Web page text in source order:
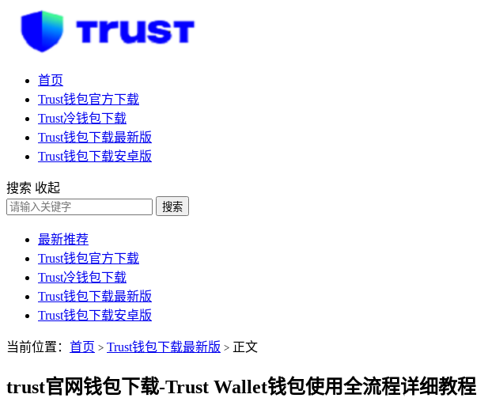
首页
Trust钱包官方下载
Trust冷钱包下载
Trust钱包下载最新版
Trust钱包下载安卓版
搜索 收起
搜索
最新推荐
Trust钱包官方下载
Trust冷钱包下载
Trust钱包下载最新版
Trust钱包下载安卓版
当前位置： 首页 > Trust钱包下载最新版 > 正文
trust官网钱包下载-Trust Wallet钱包使用全流程详细教程